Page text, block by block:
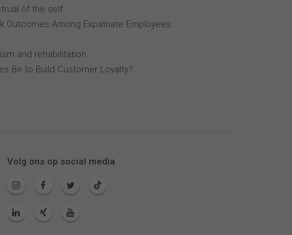
of the self
Outcomes Among Expatriate Employees
and rehabilitation
Be to Build Customer Loyalty?
Volg ons op social media